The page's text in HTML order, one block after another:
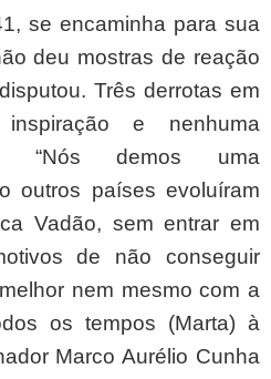
se encaminha para sua
deu mostras de reação
Três derrotas em
e nenhuma
“Nós demos uma
outros países evoluíram
Vadão, sem entrar em
de não conseguir
nem mesmo com a
os tempos (Marta) à
Marco Aurélio Cunha